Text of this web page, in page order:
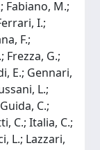
Fabiano, M.;
I.;
F.;
Frezza, G.;
E.; Gennari,
L.;
C.;
C.; Italia, C.;
L.; Lazzari,